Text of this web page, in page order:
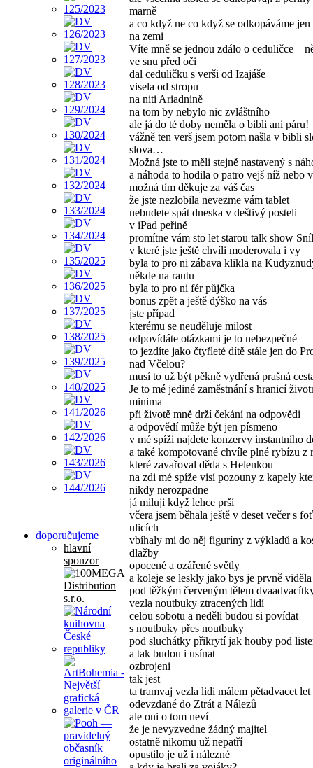
doporučujeme
hlavní
sponzor
marně
a co když ne co když se odkopáváme
na zemi
Víte mně se jednou zdálo o ceduličce –
ve snu před oči
dal ceduličku s verši od Izajáše
visela od stropu
na niti Ariadnině
na tom by nebylo nic zvláštního
ale já do té doby neměla o bibli ani páru!
vážně ten verš jsem potom našla v bibli
slova…
Možná jste to měli stejně nastavený s
a náhoda to hodila o patro vejš níž nebo
možná tím děkuje za váš čas
že jste nezlobila nevezme vám tablet
nebudete spát dneska v deštivý posteli
v iPad peřině
promítne vám sto let starou talk show
v které jste ještě chvíli moderovala i vy
byla to pro ni zábava klikla na
někde na rautu
byla to pro ni fér půjčka
bonus zpět a ještě dýško na vás
jste případ
kterému se neuděluje milost
odpovídáte otázkami je to nebezpečné
to jezdíte jako čtyřleté dítě stále jen do
nad Včelou?
musí to už být pěkně vydřená prašná
Je to mé jediné zaměstnání s hranicí
minima
při životě mně drží čekání na odpovědi
a odpovědí může být jen písmeno
v mé spíži najdete konzervy instantního
a také kompotované chvíle plné rybízu z
které zavařoval děda s Helenkou
na zdi mé spíže visí pozouny z kapely
nikdy nerozpadne
já miluji když lehce prší
včera jsem běhala ještě v deset večer s
ulicích
vbíhaly mi do něj figuríny z výkladů a
dlažby
opocené a ozářené světly
a koleje se leskly jako bys je prvně viděla
pod těžkým červeným tělem
vezla noutbuky ztracených lidí
celou sobotu a neděli budou si povídat
s noutbuky přes noutbuky
pod sluchátky přikrytí jak houby pod
a tak budou i usínat
ozbrojeni
tak jest
ta tramvaj vezla lidi málem pětadvacet let
odevzdané do Ztrát a Nálezů
ale oni o tom neví
že je nevyzvedne žádný majitel
ostatně nikomu už nepatří
opustilo je už i nálezné